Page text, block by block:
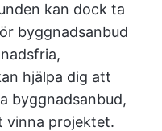
kan dock ta
byggnadsanbud
hjälpa dig att
byggnadsanbud,
vinna projektet.